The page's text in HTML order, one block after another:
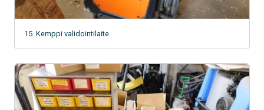
15. Kemppi validointilaite